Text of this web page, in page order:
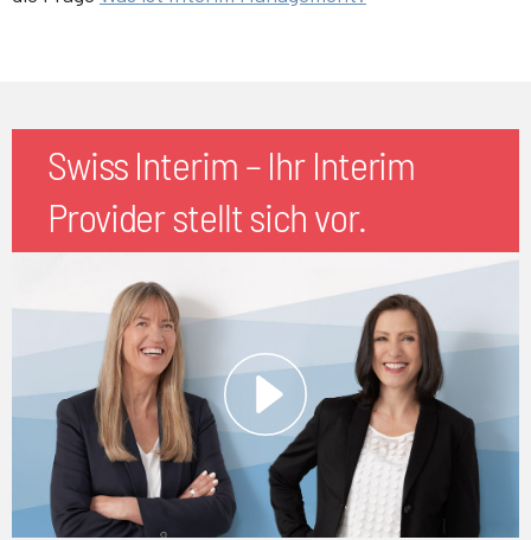
Swiss Interim – Ihr Interim
Provider stellt sich vor.
Play
Video